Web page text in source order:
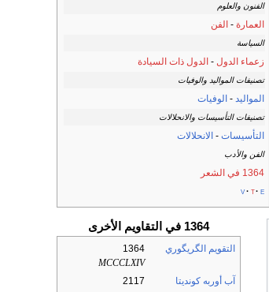
الفنون والعلوم
العمارة - الفن
السياسة
زعماء الدول - الدول ذات السيادة
تصنيفات المواليد والوفيات
المواليد - الوفيات
تصنيفات التأسيسات والانحلالات
التأسيسات - الانحلالات
الفن والأدب
1364 في الشعر
v t e
1364 في التقاويم الأخرى
التقويم الگريگوري
1364
MCCCLXIV
آب أوربه كونديتا
2117